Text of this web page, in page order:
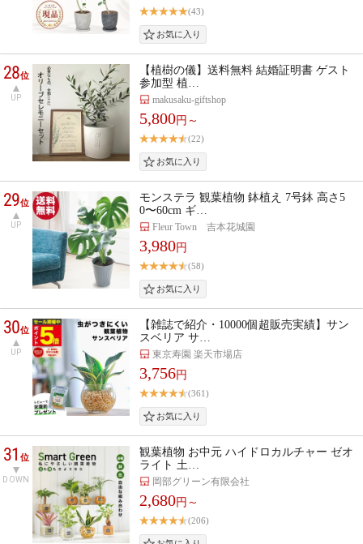
(43)
28位
UP
【植樹の儀】送料無料 結婚証明書 ゲスト
参加型 植…
makusaku-giftshop
5,800円～
(22)
29位
UP
モンステラ 観葉植物 鉢植え 7号鉢 高さ5
0〜60cm ギ…
Fleur Town 吉本花城園
3,980円
(58)
30位
UP
【雑誌で紹介・10000個超販売実績】サン
スベリア サ…
東京寿園 楽天市場店
3,756円
(361)
31位
DOWN
観葉植物 お中元 ハイドロカルチャー ゼオ
ライト 土…
岡部グリーン有限会社
2,680円～
(206)